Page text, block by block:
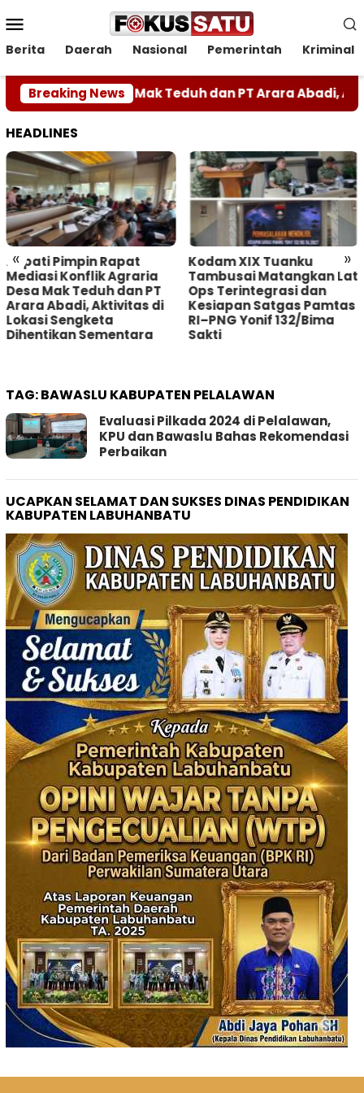
ke
kontenMobile
Berita Daerah Nasional Pemerintah Kriminal
Breaking News
Agraria Desa Mak Teduh dan PT Arara Abadi,
HEADLINES
« »
Bupati Pimpin Rapat
Mediasi Konflik Agraria
Desa Mak Teduh dan PT
Arara Abadi, Aktivitas di
Lokasi Sengketa
Dihentikan Sementara
Kodam XIX Tuanku
Tambusai Matangkan Lat
Ops Terintegrasi dan
Kesiapan Satgas Pamtas
RI–PNG Yonif 132/Bima
Sakti
TAG:BAWASLU KABUPATEN PELALAWAN
Evaluasi Pilkada 2024 di Pelalawan,
KPU dan Bawaslu Bahas Rekomendasi
Perbaikan
UCAPKAN SELAMAT DAN SUKSES DINAS PENDIDIKAN
KABUPATEN LABUHANBATU